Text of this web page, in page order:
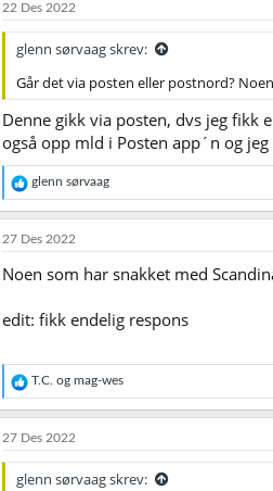
22 Des 2022
glenn sørvaag skrev:
Går det via posten eller postnord?
Denne gikk via posten, dvs jeg fikk
også opp mld i Posten app´n og
R
e
a
o
e
glenn sørvaag
27 Des 2022
Noen som har snakket med
edit: fikk endelig respons
R
e
a
j
o
T.C. og mag-wes
27 Des 2022
glenn sørvaag skrev: